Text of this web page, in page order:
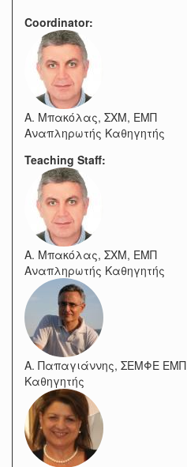
Coordinator:
Α. Μπακόλας, ΣΧΜ, ΕΜΠ
Αναπληρωτής Καθηγητής
Teaching Staff:
Α. Μπακόλας, ΣΧΜ, ΕΜΠ
Αναπληρωτής Καθηγητής
Α. Παπαγιάννης, ΣΕΜΦΕ ΕΜΠ
Καθηγητής